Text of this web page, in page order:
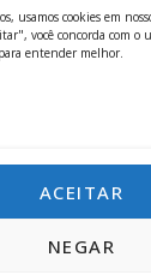
usamos cookies em
você concorda com o
entender melhor.
ACEITAR
NEGAR